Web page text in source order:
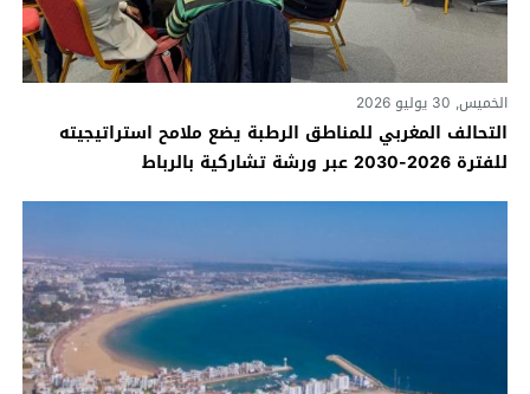
الخميس, 30 يوليو 2026
التحالف المغربي للمناطق الرطبة يضع ملامح استراتيجيته
للفترة 2026-2030 عبر ورشة تشاركية بالرباط